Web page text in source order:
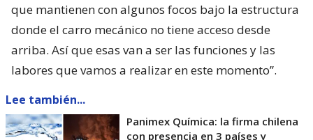
que mantienen con algunos focos bajo la estructura
donde el carro mecánico no tiene acceso desde
arriba. Así que esas van a ser las funciones y las
labores que vamos a realizar en este momento”.
Lee también...
Panimex Química: la firma chilena
con presencia en 3 países y